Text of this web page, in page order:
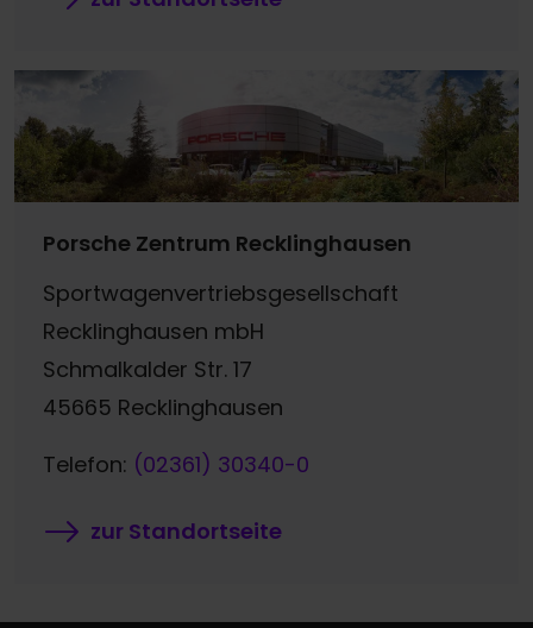
Porsche Zentrum Recklinghausen
Sportwagenvertriebsgesellschaft
Recklinghausen mbH
Schmalkalder Str. 17
45665 Recklinghausen
Telefon: (02361) 30340-0
zur Standortseite